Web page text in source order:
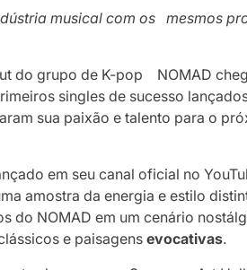
musical com os mesmos
do grupo de K-pop NOMAD
singles de sucesso
sua paixão e talento para o
em seu canal oficial no
amostra da energia e estilo
do NOMAD em um cenário
e paisagensevocativas.